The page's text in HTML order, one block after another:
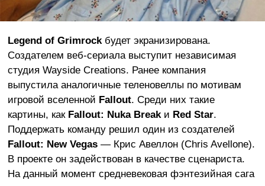
Legend of Grimrockбудет экранизирована.
Создателем веб-сериала выступит независимая
студия Wayside Creations. Ранее компания
выпустила аналогичные теленовеллы по мотивам
игровой вселенной Fallout. Среди них такие
картины, как Fallout: Nuka Breakи Red Star.
Поддержать команду решил один из создателей
Fallout: New Vegas— Крис Авеллон (Chris Avellone).
В проекте он задействован в качестве сценариста.
На данный момент средневековая фэнтезийная сага